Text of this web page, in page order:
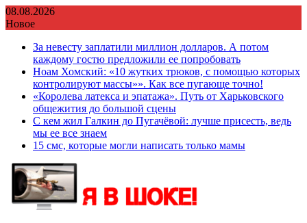
Перейти
к
08.08.2026
Новое
За невесту заплатили миллион долларов. А потом
каждому гостю предложили ее попробовать
Ноам Хомский: «10 жутких трюков, с помощью которых
контролируют массы»». Как все пугающе точно!
«Королева латекса и эпатажа». Путь от Харьковского
общежития до большой сцены
С кем жил Галкин до Пугачёвой: лучше присесть, ведь
мы ее все знаем
15 смс, которые могли написать только мамы